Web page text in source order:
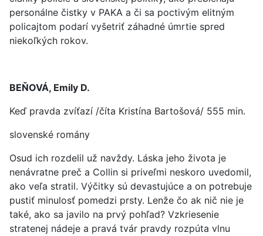
personálne čistky v PAKA a či sa poctivým elitným
policajtom podarí vyšetriť záhadné úmrtie spred
niekoľkých rokov.
BEŇOVÁ, Emily D.
Keď pravda zvíťazí /číta Kristína Bartošová/ 555 min.
slovenské romány
Osud ich rozdelil už navždy. Láska jeho života je
nenávratne preč a Collin si priveľmi neskoro uvedomil,
ako veľa stratil. Výčitky sú devastujúce a on potrebuje
pustiť minulosť pomedzi prsty. Lenže čo ak nič nie je
také, ako sa javilo na prvý pohľad? Vzkriesenie
stratenej nádeje a pravá tvár pravdy rozpúta vlnu